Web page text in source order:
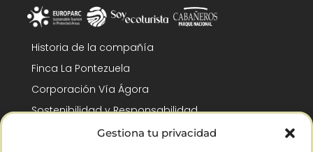
Gestiona tu privacidad
Historia de la compañía
Finca La Pontezuela
Corporación Vía Ágora
Sostenibilidad y Responsabilidad
RSC y Fundación Gómez-Pintado